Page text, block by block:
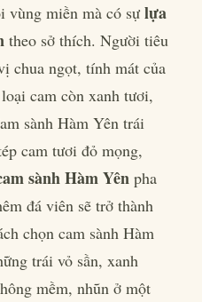
vùng miền mà có sự lựa
theo sở thích. Người tiêu
chua ngọt, tính mát của
cam còn xanh tươi,
sành Hàm Yên trái
cam tươi đỏ mọng,
sành Hàm Yên pha
đá viên sẽ trở thành
chọn cam sành Hàm
trái vỏ sần, xanh
mềm, nhũn ở một